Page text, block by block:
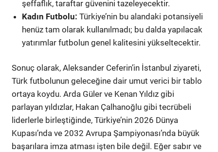
şeffaflık, taraftar güvenini tazeleyecektir.
Kadın Futbolu: Türkiye’nin bu alandaki potansiyeli
henüz tam olarak kullanılmadı; bu dalda yapılacak
yatırımlar futbolun genel kalitesini yükseltecektir.
Sonuç olarak, Aleksander Ceferin’in İstanbul ziyareti,
Türk futbolunun geleceğine dair umut verici bir tablo
ortaya koydu. Arda Güler ve Kenan Yıldız gibi
parlayan yıldızlar, Hakan Çalhanoğlu gibi tecrübeli
liderlerle birleştiğinde, Türkiye’nin 2026 Dünya
Kupası’nda ve 2032 Avrupa Şampiyonası’nda büyük
başarılara imza atması işten bile değil. Eğer sabır ve